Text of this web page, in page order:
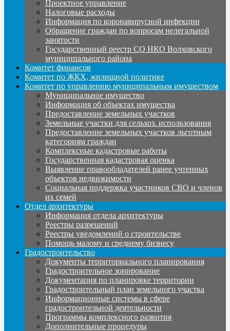
Проектное управление
Налоговые расходы
Информация по коронавирусной инфекции
Обращение граждан по вопросам нелегальной
занятости
Государственный реестр СО НКО Волховского
муниципального района
Комитет финансов
Комитет по ЖКХ, жилищной политике
Комитет по управлению муниципальным имуществом
Муниципальное имущество
Информация об объектах имущества
Предоставление земельных участков
Земельные участки для сельхоз. использования
Предоставление земельных участков льготным
категориям граждан
Комплексные кадастровые работы
Государственная кадастровая оценка
Выявление правообладателей ранее учтенных
объектов недвижимости
Социальная поддержка участников СВО и членов
их семей
Отдел архитектуры
Информация отдела архитектуры
Реестры разрешений
Реестры уведомлений о строительстве
Помощь малому и среднему бизнесу
Градостроительство
Документы территориального планирования
Градостроительное зонирование
Документация по планировке территории
Градостроительный план земельного участка
Информационные системы в сфере
градостроительной деятельности
Программы комплексного развития
Дополнительные процедуры